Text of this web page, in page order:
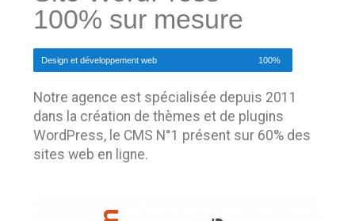
100% sur mesure
Design et développement web 100%
Notre agence est spécialisée depuis 2011
dans la création de thèmes et de plugins
WordPress, le CMS N°1 présent sur 60% des
sites web en ligne.